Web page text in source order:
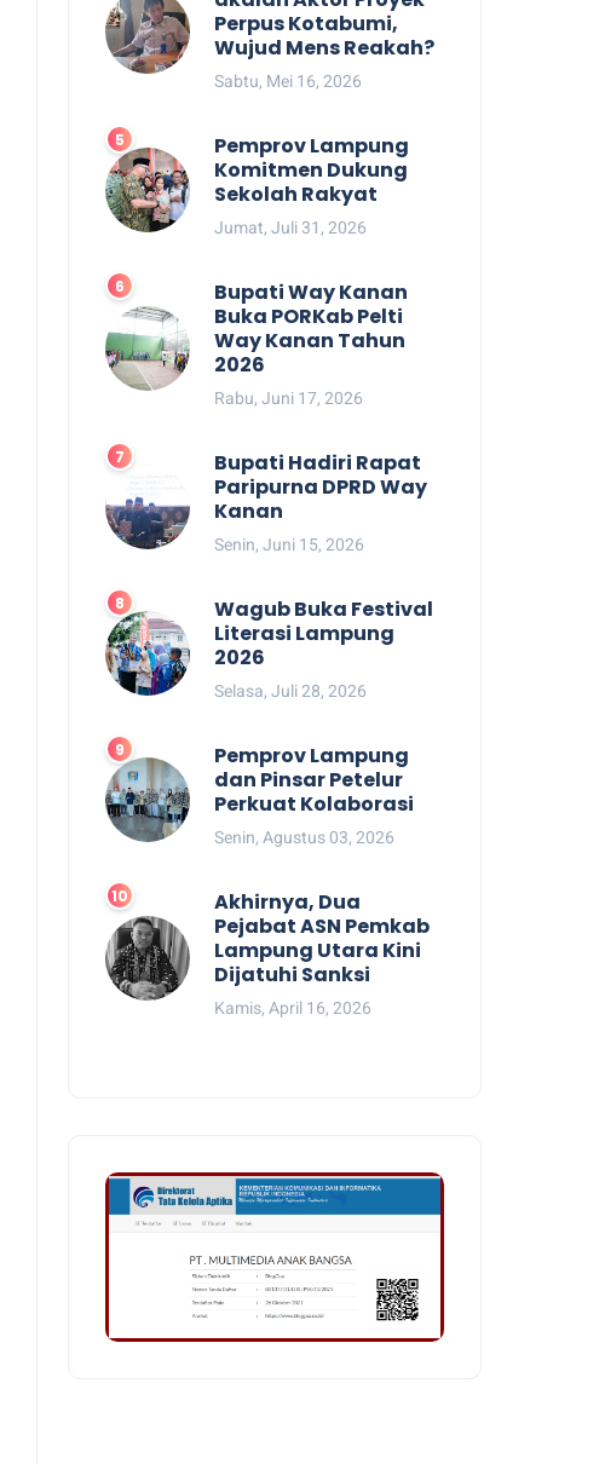
Perpus Kotabumi,
Wujud Mens Reakah?
Sabtu, Mei 16, 2026
Pemprov Lampung
Komitmen Dukung
Sekolah Rakyat
Jumat, Juli 31, 2026
Bupati Way Kanan
Buka PORKab Pelti
Way Kanan Tahun
2026
Rabu, Juni 17, 2026
Bupati Hadiri Rapat
Paripurna DPRD Way
Kanan
Senin, Juni 15, 2026
Wagub Buka Festival
Literasi Lampung
2026
Selasa, Juli 28, 2026
Pemprov Lampung
dan Pinsar Petelur
Perkuat Kolaborasi
Senin, Agustus 03, 2026
Akhirnya, Dua
Pejabat ASN Pemkab
Lampung Utara Kini
Dijatuhi Sanksi
Kamis, April 16, 2026